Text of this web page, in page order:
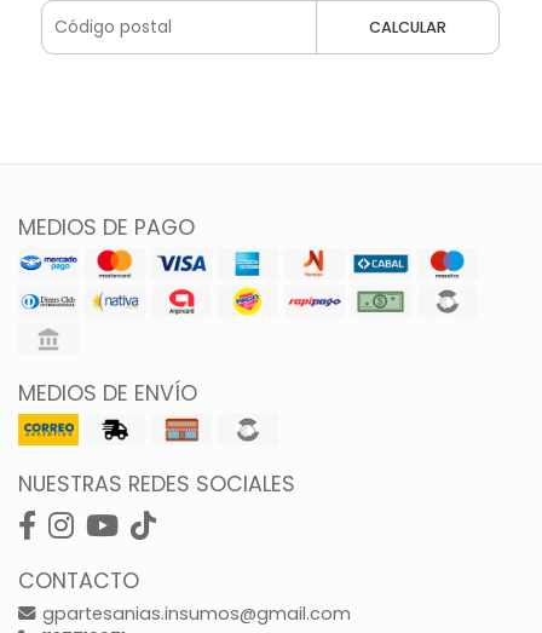
CALCULAR
MEDIOS DE PAGO
MEDIOS DE ENVÍO
NUESTRAS REDES SOCIALES
CONTACTO
gpartesanias.insumos@gmail.com